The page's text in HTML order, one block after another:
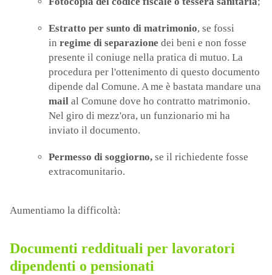
Estratto per sunto di matrimonio, se fossi
in regime di separazione dei beni e non fosse
presente il coniuge nella pratica di mutuo. La
procedura per l'ottenimento di questo documento
dipende dal Comune. A me è bastata mandare una
mail al Comune dove ho contratto matrimonio.
Nel giro di mezz'ora, un funzionario mi ha
inviato il documento.
Permesso di soggiorno, se il richiedente fosse
extracomunitario.
Aumentiamo la difficoltà:
Documenti reddituali per lavoratori
dipendenti o pensionati